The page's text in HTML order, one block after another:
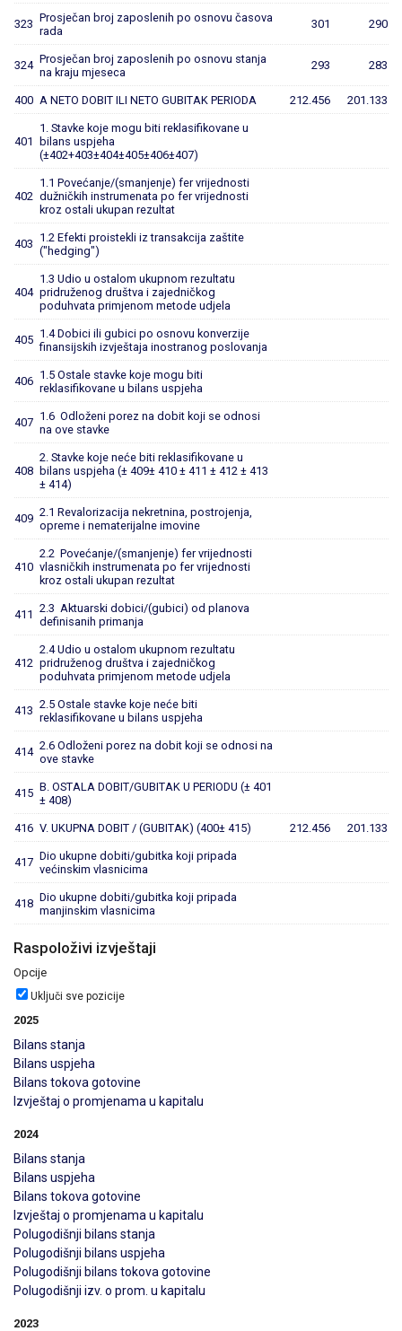
323 Prosječan broj zaposlenih po osnovu časova
rada
301 290
324 Prosječan broj zaposlenih po osnovu stanja
na kraju mjeseca
293 283
400 A NETO DOBIT ILI NETO GUBITAK PERIODA 212.456 201.133
401
1. Stavke koje mogu biti reklasifikovane u
bilans uspjeha
(±402+403±404±405±406±407)
402
1.1 Povećanje/(smanjenje) fer vrijednosti
dužničkih instrumenata po fer vrijednosti
kroz ostali ukupan rezultat
403 1.2 Efekti proistekli iz transakcija zaštite
("hedging")
404
1.3 Udio u ostalom ukupnom rezultatu
pridruženog društva i zajedničkog
poduhvata primjenom metode udjela
405 1.4 Dobici ili gubici po osnovu konverzije
finansijskih izvještaja inostranog poslovanja
406 1.5 Ostale stavke koje mogu biti
reklasifikovane u bilans uspjeha
407 1.6 Odloženi porez na dobit koji se odnosi
na ove stavke
408
2. Stavke koje neće biti reklasifikovane u
bilans uspjeha (± 409± 410 ± 411 ± 412 ± 413
± 414)
409 2.1 Revalorizacija nekretnina, postrojenja,
opreme i nematerijalne imovine
410
2.2 Povećanje/(smanjenje) fer vrijednosti
vlasničkih instrumenata po fer vrijednosti
kroz ostali ukupan rezultat
411 2.3 Aktuarski dobici/(gubici) od planova
definisanih primanja
412
2.4 Udio u ostalom ukupnom rezultatu
pridruženog društva i zajedničkog
poduhvata primjenom metode udjela
413 2.5 Ostale stavke koje neće biti
reklasifikovane u bilans uspjeha
414 2.6 Odloženi porez na dobit koji se odnosi na
ove stavke
415 B. OSTALA DOBIT/GUBITAK U PERIODU (± 401
± 408)
416 V. UKUPNA DOBIT / (GUBITAK) (400± 415) 212.456 201.133
417 Dio ukupne dobiti/gubitka koji pripada
većinskim vlasnicima
418 Dio ukupne dobiti/gubitka koji pripada
manjinskim vlasnicima
Raspoloživi izvještaji
Opcije
Uključi sve pozicije
2025
Bilans stanja
Bilans uspjeha
Bilans tokova gotovine
Izvještaj o promjenama u kapitalu
2024
Bilans stanja
Bilans uspjeha
Bilans tokova gotovine
Izvještaj o promjenama u kapitalu
Polugodišnji bilans stanja
Polugodišnji bilans uspjeha
Polugodišnji bilans tokova gotovine
Polugodišnji izv. o prom. u kapitalu
2023